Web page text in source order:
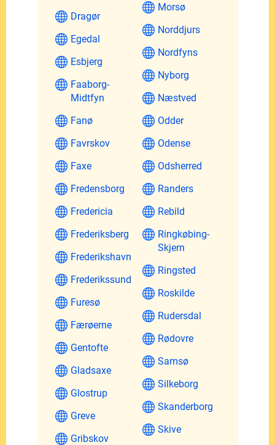
Dragør
Egedal
Esbjerg
Faaborg-
Midtfyn
Fanø
Favrskov
Faxe
Fredensborg
Fredericia
Frederiksberg
Frederikshavn
Frederikssund
Furesø
Færøerne
Gentofte
Gladsaxe
Glostrup
Greve
Gribskov
Morsø
Norddjurs
Nordfyns
Nyborg
Næstved
Odder
Odense
Odsherred
Randers
Rebild
Ringkøbing-
Skjern
Ringsted
Roskilde
Rudersdal
Rødovre
Samsø
Silkeborg
Skanderborg
Skive